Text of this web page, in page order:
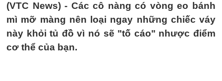
(VTC News) - Các cô nàng có vòng eo bánh
mì mỡ màng nên loại ngay những chiếc váy
này khỏi tủ đồ vì nó sẽ "tố cáo" nhược điểm
cơ thể của bạn.